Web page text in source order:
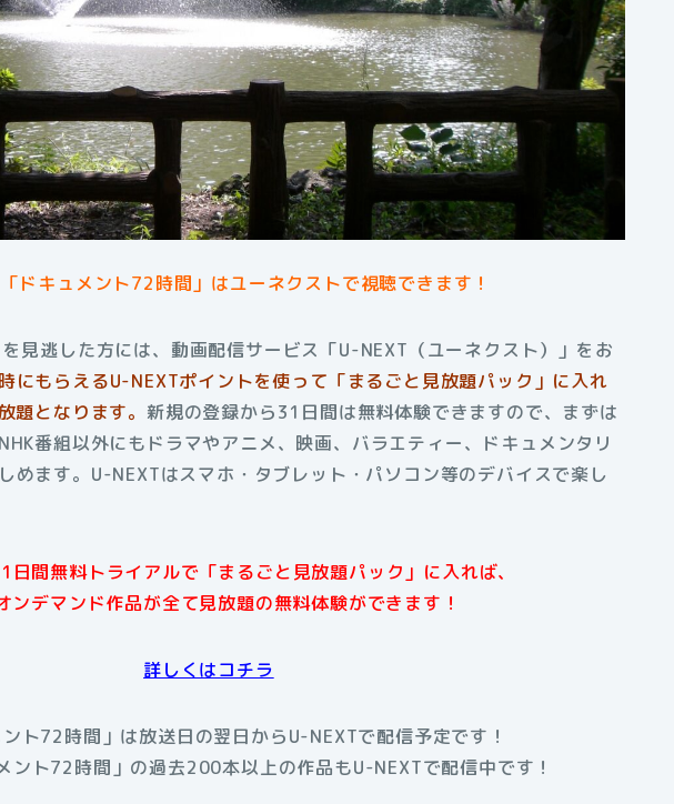
ドキュメント72時間」はユーネクストで視聴できます！
見逃した方には、動画配信サービス「U-NEXT（ユーネクスト）」をお
にもらえるU-NEXTポイントを使って「まるごと見放題パック」に入れ
題となります。 新規の登録から31日間は無料体験できますので、まずは
番組以外にもドラマやアニメ、映画、バラエティー、ドキュメンタリ
めます。U-NEXTはスマホ・タブレット・パソコン等のデバイスで楽し
日間無料トライアルで「まるごと見放題パック」に入れば、
ンデマンド作品が全て見放題の無料体験ができます！
詳しくはコチラ
ント72時間」は放送日の翌日からU-NEXTで配信予定です！
ント72時間」の過去200本以上の作品もU-NEXTで配信中です！